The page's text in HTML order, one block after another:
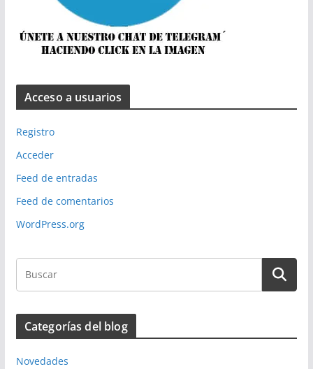
Acceso a usuarios
Registro
Acceder
Feed de entradas
Feed de comentarios
WordPress.org
Categorías del blog
Novedades